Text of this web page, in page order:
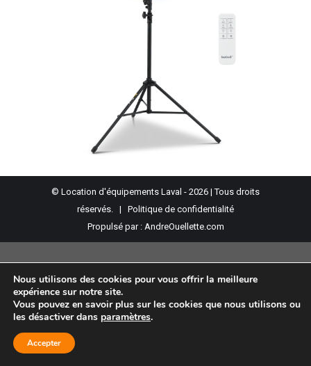
© Location d'équipements Laval - 2026 | Tous droits
réservés. | Politique de confidentialité
Propulsé par : AndreOuellette.com
Nous utilisons des cookies pour vous offrir la meilleure
expérience sur notre site.
Vous pouvez en savoir plus sur les cookies que nous utilisons ou
les désactiver dans paramètres.
Accepter